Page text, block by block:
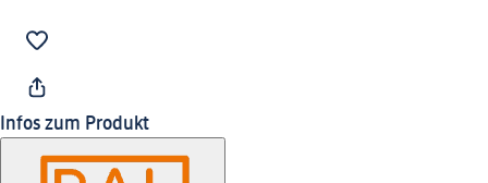
Infos zum Produkt